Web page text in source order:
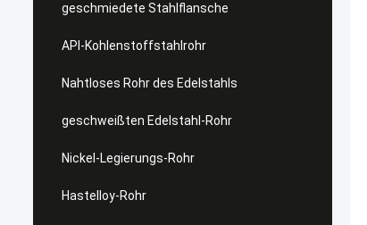
geschmiedete Stahlflansche
API-Kohlenstoffstahlrohr
Nahtloses Rohr des Edelstahls
geschweißten Edelstahl-Rohr
Nickel-Legierungs-Rohr
Hastelloy-Rohr